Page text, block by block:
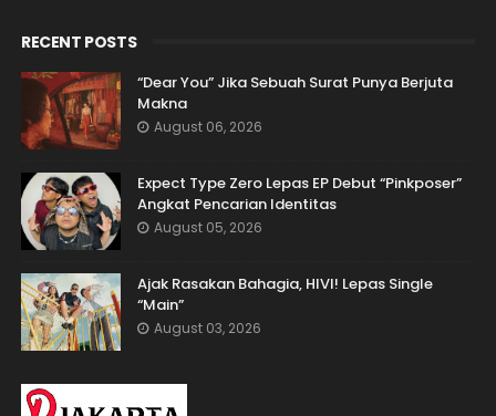
RECENT POSTS
“Dear You” Jika Sebuah Surat Punya Berjuta
Makna
August 06, 2026
Expect Type Zero Lepas EP Debut “Pinkposer”
Angkat Pencarian Identitas
August 05, 2026
Ajak Rasakan Bahagia, HIVI! Lepas Single
“Main”
August 03, 2026